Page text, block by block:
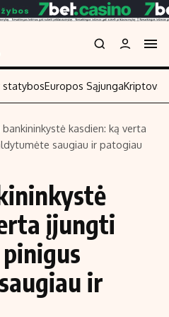
Skaitykite
Įmonės
Žemės ūkis
Technologijos
Laisvalaikis
statybosEuropos Sąjunga
kasdien: ką verta
saugiau ir patogiau
įjungti
ir